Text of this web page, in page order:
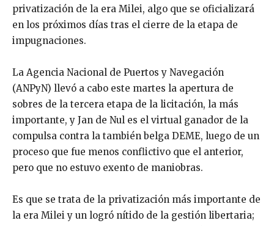
privatización de la era Milei, algo que se oficializará
en los próximos días tras el cierre de la etapa de
impugnaciones.
La Agencia Nacional de Puertos y Navegación
(ANPyN) llevó a cabo este martes la apertura de
sobres de la tercera etapa de la licitación, la más
importante, y Jan de Nul es el virtual ganador de la
compulsa contra la también belga DEME, luego de un
proceso que fue menos conflictivo que el anterior,
pero que no estuvo exento de maniobras.
Es que se trata de la privatización más importante de
la era Milei y un logró nítido de la gestión libertaria;